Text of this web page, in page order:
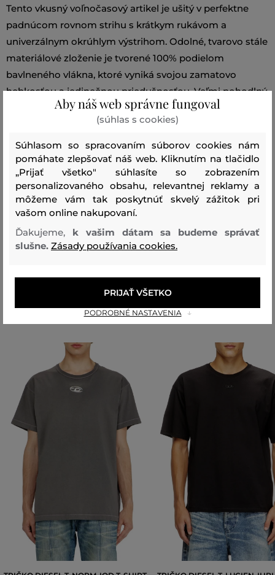
Tento vkusný voľnočasový artikel je ušitý v perfektne
padnúcom rovnom strihu s krátkym rukávom a
univerzálnym okrúhlym výstrihom. Odolné, tvarovo stále
materiálové zloženie je tvorené 100% podielom
bavlneného vlákna, ktoré vyniká svojou zamatovo
hebkosťou a jedinečnou priedušnosťou. Veľmi pohodlný
artikel, ktorý štýlovo doladí každý Váš neformálny outfit.
Strih/Druh:SLIM Sezóna: PF26
Kód produktu:
B3M17001-426-JA-2os
Zloženie
vrchný materiál
BAVLNA
Odporúčané produkty
Aby náš web správne fungoval
(súhlas s cookies)
Súhlasom so spracovaním súborov cookies nám
pomáhate zlepšovať náš web. Kliknutím na tlačidlo
„Prijať všetko" súhlasíte so zobrazením
personalizovaného obsahu, relevantnej reklamy a
môžeme vám tak poskytnúť skvelý zážitok pri
vašom online nakupovaní.
Ďakujeme, k vašim dátam sa budeme správať
slušne. Zásady používania cookies.
PODROBNÉ NASTAVENIA
PRIJAŤ VŠETKO